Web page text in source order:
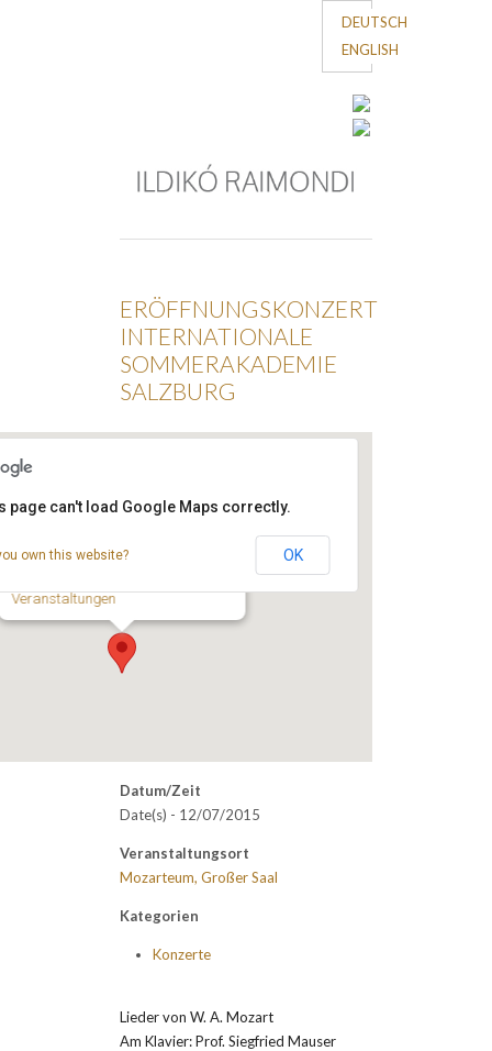
DEUTSCH
ENGLISH
ERÖFFNUNGSKONZERT
INTERNATIONALE
SOMMERAKADEMIE
SALZBURG
Veranstaltungen
page can't load Google Maps correctly.
own this website? OK
Datum/Zeit
Date(s) - 12/07/2015
Veranstaltungsort
Mozarteum, Großer Saal
Kategorien
Konzerte
Lieder von W. A. Mozart
Am Klavier: Prof. Siegfried Mauser